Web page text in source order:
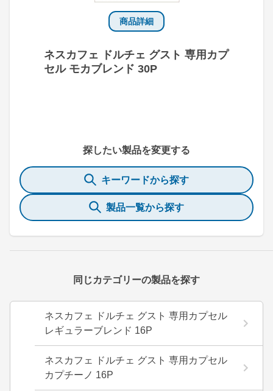
商品詳細
ネスカフェ ドルチェ グスト 専用カプ
セル モカブレンド 30P
探したい製品を変更する
キーワードから探す
製品一覧から探す
同じカテゴリーの製品を探す
ネスカフェ ドルチェ グスト 専用カプセル
レギュラーブレンド 16P
ネスカフェ ドルチェ グスト 専用カプセル
カプチーノ 16P